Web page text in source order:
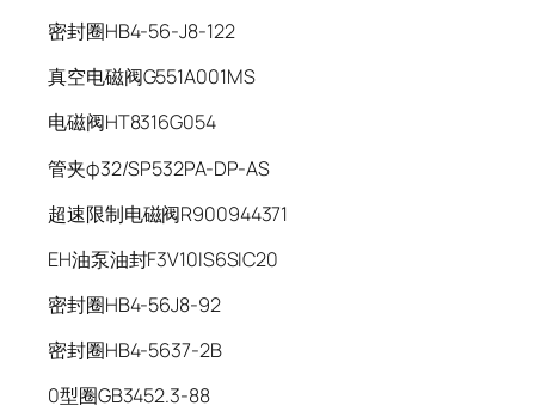
密封圈HB4-56-J8-122
真空电磁阀G551A001MS
电磁阀HT8316G054
管夹φ32/SP532PA-DP-AS
超速限制电磁阀R900944371
EH油泵油封F3V10IS6SIC20
密封圈HB4-56J8-92
密封圈HB4-5637-2B
0型圈GB3452.3-88